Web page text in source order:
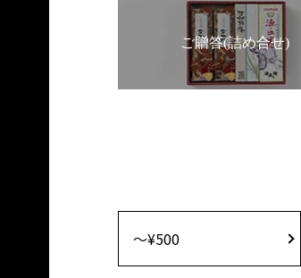
ご贈答(詰め合せ)
〜¥500